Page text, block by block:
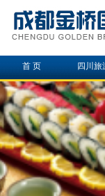
首 页 四川旅